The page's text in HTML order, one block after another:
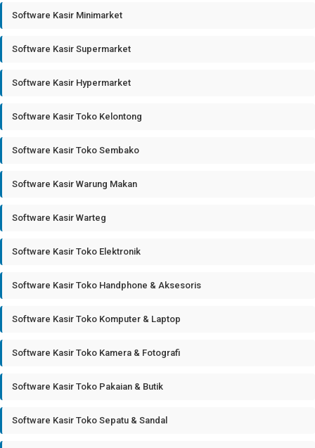
Software Kasir Minimarket
Software Kasir Supermarket
Software Kasir Hypermarket
Software Kasir Toko Kelontong
Software Kasir Toko Sembako
Software Kasir Warung Makan
Software Kasir Warteg
Software Kasir Toko Elektronik
Software Kasir Toko Handphone & Aksesoris
Software Kasir Toko Komputer & Laptop
Software Kasir Toko Kamera & Fotografi
Software Kasir Toko Pakaian & Butik
Software Kasir Toko Sepatu & Sandal